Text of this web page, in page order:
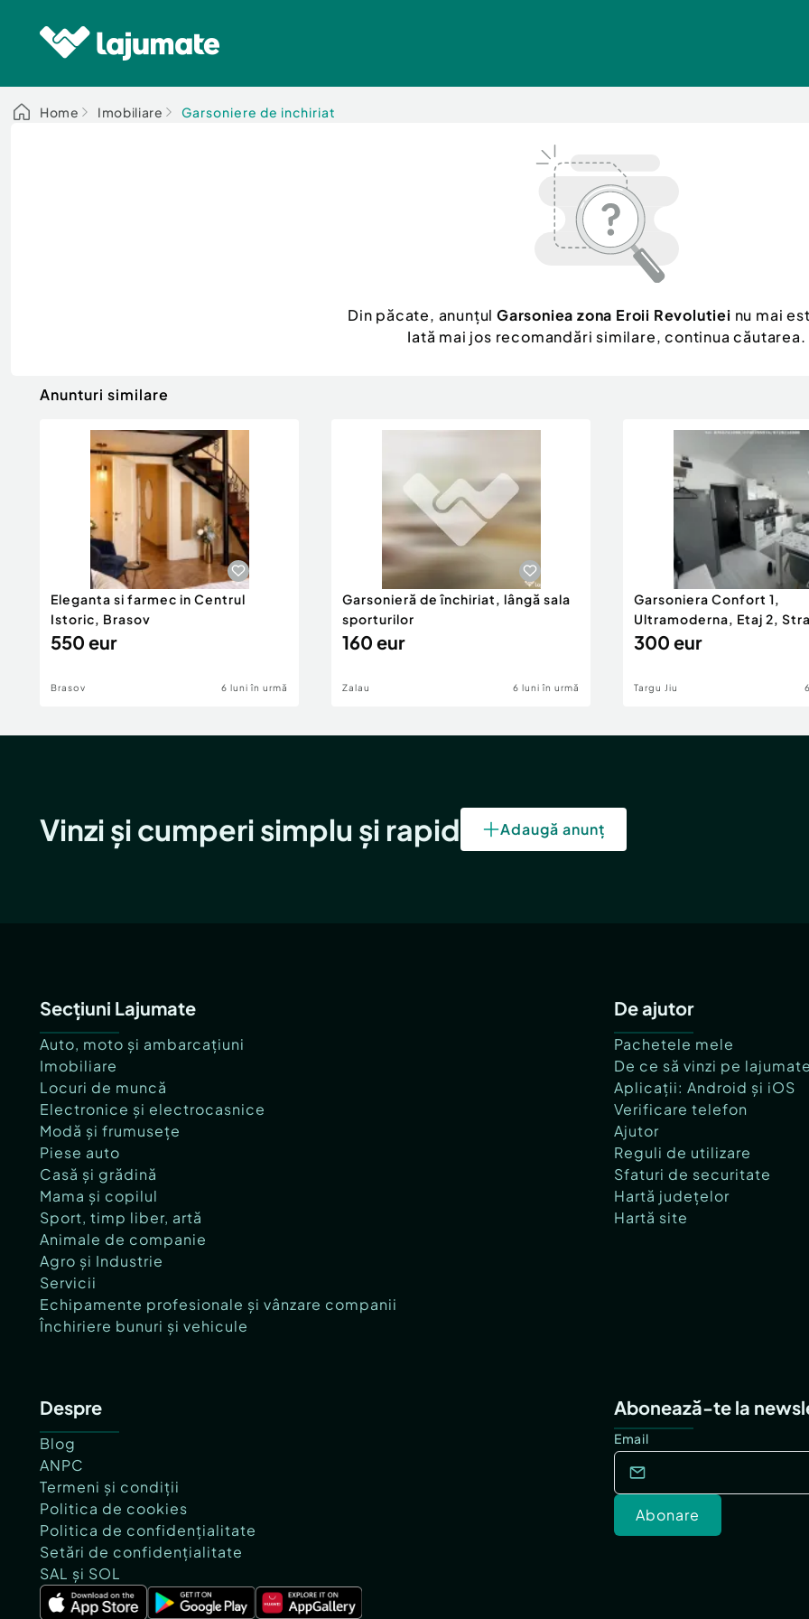
Home Imobiliare Garsoniere de inchiriat
Din păcate, anunțul Garsoniea zona Eroii Revolutiei nu mai
Iată mai jos recomandări similare, continua căutarea.
Anunturi similare
Eleganta si farmec in Centrul
Istoric, Brasov
550 eur
Brasov 6 luni în urmă
Garsonieră de închiriat, lângă sala
sporturilor
160 eur
Zalau 6 luni în urmă
Garsoniera Confort 1,
Ultramoderna, Etaj 2,
2
300 eur
Targu Jiu
Vinzi și cumperi simplu și rapid Adaugă anunț
Secțiuni Lajumate
Auto, moto și ambarcațiuni
Imobiliare
Locuri de muncă
Electronice și electrocasnice
Modă și frumusețe
Piese auto
Casă și grădină
Mama și copilul
Sport, timp liber, artă
Animale de companie
Agro și Industrie
Servicii
Echipamente profesionale și vânzare companii
Închiriere bunuri și vehicule
De ajutor
Pachetele mele
De ce să vinzi pe
Aplicații: Android și iOS
Verificare telefon
Ajutor
Reguli de utilizare
Sfaturi de securitate
Hartă județelor
Hartă site
Despre
Blog
ANPC
Termeni și condiții
Politica de cookies
Politica de confidențialitate
Setări de confidențialitate
SAL și SOL
Abonează-te la
Email
Abonare